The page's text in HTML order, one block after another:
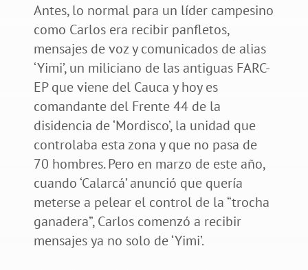
Antes, lo normal para un líder campesino
como Carlos era recibir panfletos,
mensajes de voz y comunicados de alias
‘Yimi’, un miliciano de las antiguas FARC-
EP que viene del Cauca y hoy es
comandante del Frente 44 de la
disidencia de ‘Mordisco’, la unidad que
controlaba esta zona y que no pasa de
70 hombres. Pero en marzo de este año,
cuando ‘Calarcá’ anunció que quería
meterse a pelear el control de la “trocha
ganadera”, Carlos comenzó a recibir
mensajes ya no solo de ‘Yimi’.